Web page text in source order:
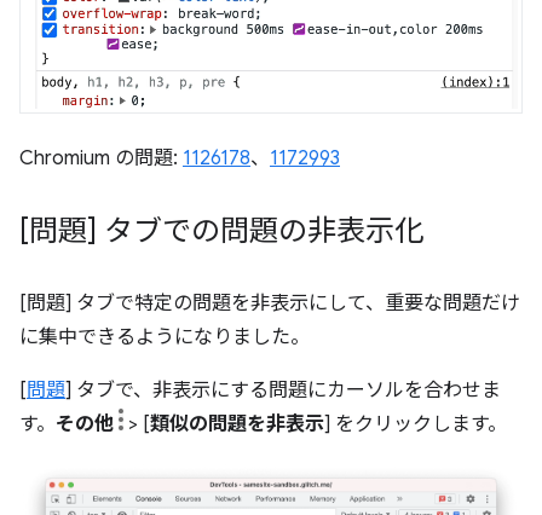
Chromium の問題: 1126178、 1172993
[問題] タブでの問題の非表示化
[問題] タブで特定の問題を非表示にして、重要な問題だけ
に集中できるようになりました。
[問題] タブで、非表示にする問題にカーソルを合わせま
す。 その他 > [類似の問題を非表示] をクリックします。